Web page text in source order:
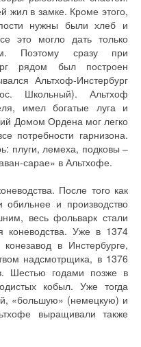
жил в замке. Кроме этого,
нужны были хлеб и
это могло дать только
Поэтому сразу при
рядом был построен
Альтхоф-Инстербург
Школьный). Альтхоф
имел богатые луга и
Домом Ордена мог легко
потребности гарнизона.
плуги, лемеха, подковы –
сарае» в Альтхофе.
После того как
обильнее и производство
весь фольварк стали
коневодства. Уже в 1374
в Инстербурге,
надсмотрщика, в 1376
Шестью годами позже в
кобыл. Уже тогда
«большую» (немецкую) и
выращивали также